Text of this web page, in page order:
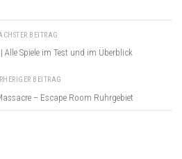
BEITRAG
Alle Spiele im Test und im Überblick
BEITRAG
– Escape Room Ruhrgebiet